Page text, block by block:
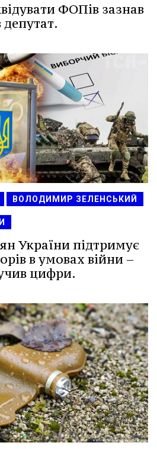
ФОПів зазнав
депутат.
ВОЛОДИМИР ЗЕЛЕНСЬКИЙ
України підтримує
в умовах війни –
цифри.